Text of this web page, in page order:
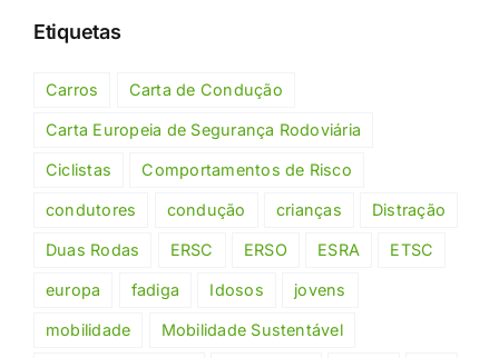
Etiquetas
Carros Carta de Condução
Carta Europeia de Segurança Rodoviária
Ciclistas Comportamentos de Risco
condutores condução crianças Distração
Duas Rodas ERSC ERSO ESRA ETSC
europa fadiga Idosos jovens
mobilidade Mobilidade Sustentável